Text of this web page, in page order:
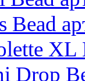
Bead
XL
Drop